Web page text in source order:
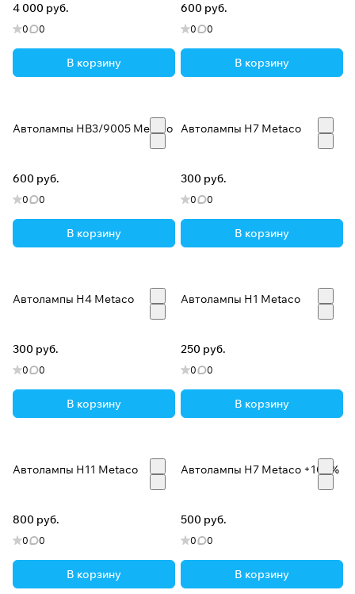
4 000 руб.
0 0
В корзину
600 руб.
0 0
В корзину
Автолампы HB3/9005 Metaco
600 руб.
0 0
В корзину
Автолампы H7 Metaco
300 руб.
0 0
В корзину
Автолампы H4 Metaco
300 руб.
0 0
В корзину
Автолампы H1 Metaco
250 руб.
0 0
В корзину
Автолампы H11 Metaco
800 руб.
0 0
В корзину
Автолампы H7 Metaco +100%
500 руб.
0 0
В корзину